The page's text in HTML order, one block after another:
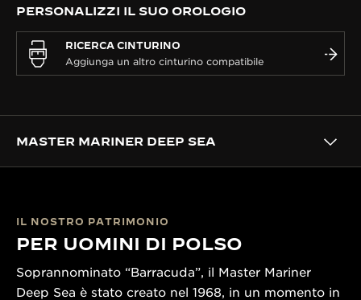
PERSONALIZZI IL SUO OROLOGIO
RICERCA CINTURINO
MASTER MARINER DEEP SEA
IL NOSTRO PATRIMONIO
PER UOMINI DI POLSO
Soprannominato “Barracuda”, il Master Mariner
Deep Sea è stato creato nel 1968, in un momento in